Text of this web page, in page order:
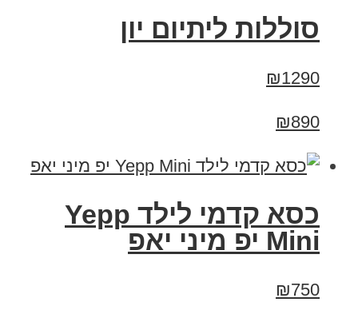
סוללות ליתיום יון
₪1290
₪890
כסא קדמי לילד Yepp
Mini יפ מיני יאפ
₪750